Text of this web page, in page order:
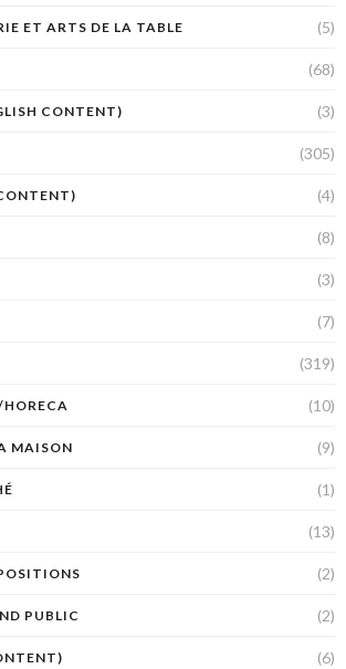
ET ARTS DE LA TABLE (5)
(68)
CONTENT) (3)
(305)
(4)
(8)
(3)
(7)
(319)
(10)
MAISON (9)
(1)
(13)
(2)
PUBLIC (2)
(6)